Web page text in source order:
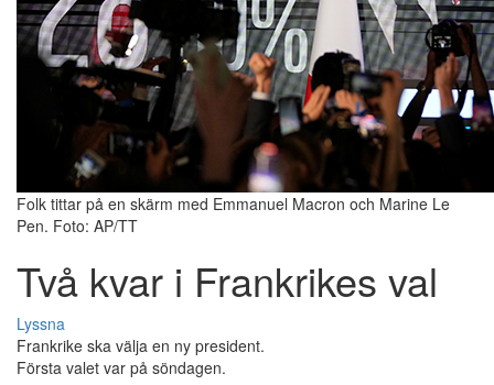
Folk tittar på en skärm med Emmanuel Macron och Marine Le
Pen. Foto: AP/TT
Två kvar i Frankrikes val
Lyssna
Frankrike ska välja en ny president.
Första valet var på söndagen.